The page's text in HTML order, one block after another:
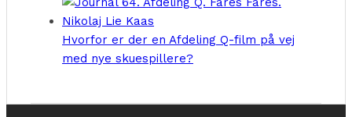
Hvorfor er der en Afdeling Q-film på vej
med nye skuespillere?